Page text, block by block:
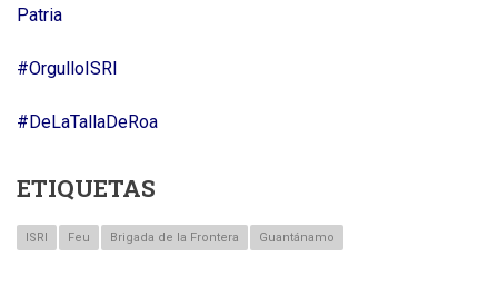
Patria
#OrgulloISRI
#DeLaTallaDeRoa
ETIQUETAS
ISRI Feu Brigada de la Frontera Guantánamo